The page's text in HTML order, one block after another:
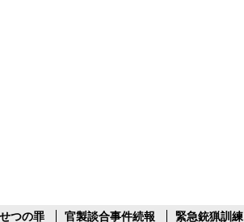
つの罪 官製談合事件続報 緊急銃猟訓練